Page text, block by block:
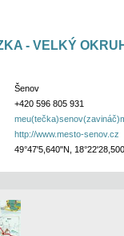
- VELKÝ
Šenov
+420 596 805 931
http://www.mesto-senov.cz
49°47'5,640"N,